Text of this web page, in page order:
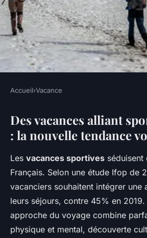
Des vacances
pour tous les
Mathilde•31 décembre 2025•7 min de
Accueil›Vacance
Des vacances alliant
: la nouvelle tendance
Les vacances sportives séduisent
Français. Selon une étude Ifop de
vacanciers souhaitent intégrer une
leurs séjours, contre 45% en
approche du voyage combine
physique et mental, découverte